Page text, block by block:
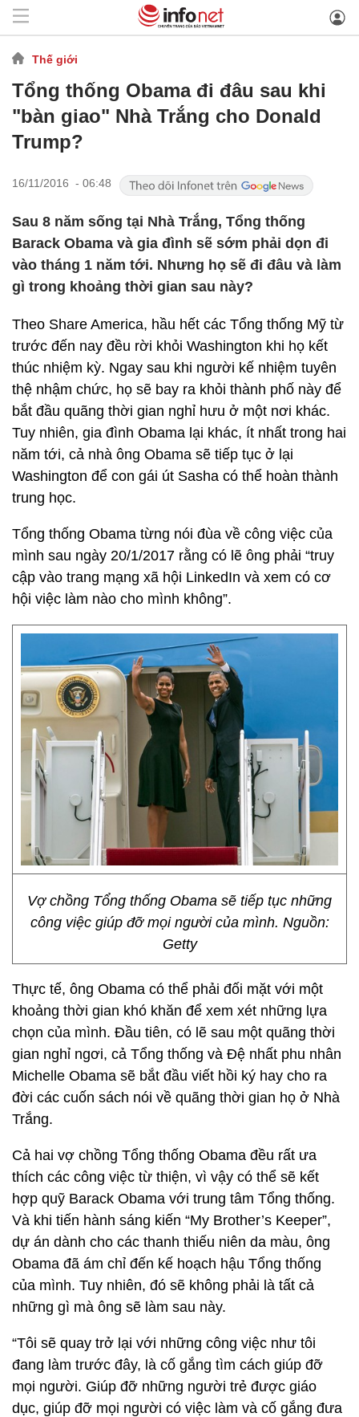
Thế giới
Tổng thống Obama đi đâu sau khi
"bàn giao" Nhà Trắng cho Donald
Trump?
16/11/2016 - 06:48
Sau 8 năm sống tại Nhà Trắng, Tổng thống
Barack Obama và gia đình sẽ sớm phải dọn đi
vào tháng 1 năm tới. Nhưng họ sẽ đi đâu và làm
gì trong khoảng thời gian sau này?
Theo Share America, hầu hết các Tổng thống Mỹ từ
trước đến nay đều rời khỏi Washington khi họ kết
thúc nhiệm kỳ. Ngay sau khi người kế nhiệm tuyên
thệ nhậm chức, họ sẽ bay ra khỏi thành phố này để
bắt đầu quãng thời gian nghỉ hưu ở một nơi khác.
Tuy nhiên, gia đình Obama lại khác, ít nhất trong hai
năm tới, cả nhà ông Obama sẽ tiếp tục ở lại
Washington để con gái út Sasha có thể hoàn thành
trung học.
Tổng thống Obama từng nói đùa về công việc của
mình sau ngày 20/1/2017 rằng có lẽ ông phải “truy
cập vào trang mạng xã hội LinkedIn và xem có cơ
hội việc làm nào cho mình không”.
Vợ chồng Tổng thống Obama sẽ tiếp tục những
công việc giúp đỡ mọi người của mình. Nguồn:
Getty
Thực tế, ông Obama có thể phải đối mặt với một
khoảng thời gian khó khăn để xem xét những lựa
chọn của mình. Đầu tiên, có lẽ sau một quãng thời
gian nghỉ ngơi, cả Tổng thống và Đệ nhất phu nhân
Michelle Obama sẽ bắt đầu viết hồi ký hay cho ra
đời các cuốn sách nói về quãng thời gian họ ở Nhà
Trắng.
Cả hai vợ chồng Tổng thống Obama đều rất ưa
thích các công việc từ thiện, vì vậy có thể sẽ kết
hợp quỹ Barack Obama với trung tâm Tổng thống.
Và khi tiến hành sáng kiến “My Brother’s Keeper”,
dự án dành cho các thanh thiếu niên da màu, ông
Obama đã ám chỉ đến kế hoạch hậu Tổng thống
của mình. Tuy nhiên, đó sẽ không phải là tất cả
những gì mà ông sẽ làm sau này.
“Tôi sẽ quay trở lại với những công việc như tôi
đang làm trước đây, là cố gắng tìm cách giúp đỡ
mọi người. Giúp đỡ những người trẻ được giáo
dục, giúp đỡ mọi người có việc làm và cố gắng đưa